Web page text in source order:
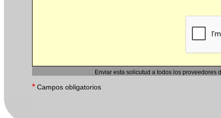
Enviar esta solicutud a todos los proveedores
* Campos obligatorios